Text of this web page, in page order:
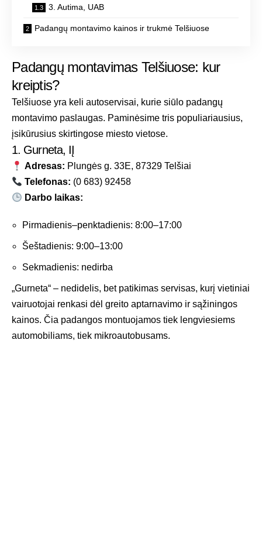
3. Autima, UAB
Padangų montavimo kainos ir trukmė Telšiuose
Padangų montavimas Telšiuose: kur
kreiptis?
Telšiuose yra keli autoservisai, kurie siūlo padangų
montavimo paslaugas. Paminėsime tris populiariausius,
įsikūrusius skirtingose miesto vietose.
1. Gurneta, IĮ
Adresas: Plungės g. 33E, 87329 Telšiai
Telefonas: (0 683) 92458
Darbo laikas:
Pirmadienis–penktadienis: 8:00–17:00
Šeštadienis: 9:00–13:00
Sekmadienis: nedirba
„Gurneta“ – nedidelis, bet patikimas servisas, kurį vietiniai
vairuotojai renkasi dėl greito aptarnavimo ir sąžiningos
kainos. Čia padangos montuojamos tiek lengviesiems
automobiliams, tiek mikroautobusams.